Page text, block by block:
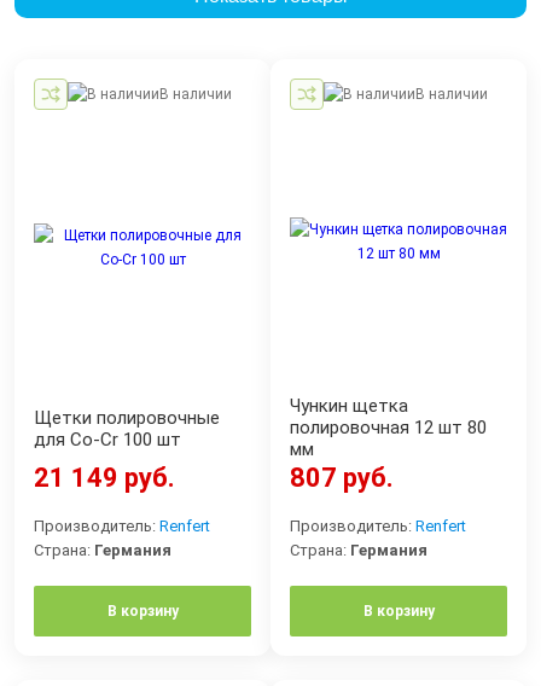
В наличии
Щетки полировочные
для Co-Cr 100 шт
21 149 руб.
Производитель: Renfert
Страна: Германия
В корзину
В наличии
Чункин щетка
полировочная 12 шт 80
мм
807 руб.
Производитель: Renfert
Страна: Германия
В корзину